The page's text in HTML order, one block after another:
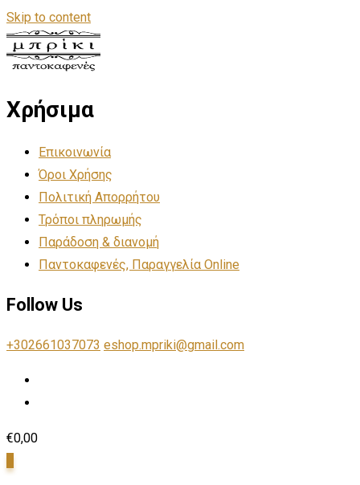
Skip to content
Χρήσιμα
Επικοινωνία
Όροι Χρήσης
Πολιτική Απορρήτου
Τρόποι πληρωμής
Παράδοση & διανομή
Παντοκαφενές, Παραγγελία Online
Follow Us
+302661037073 eshop.mpriki@gmail.com
€0,00